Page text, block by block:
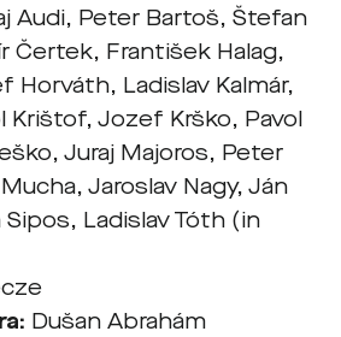
Audi, Peter Bartoš, Štefan
Čertek, František Halag,
Horváth, Ladislav Kalmár,
Krištof, Jozef Krško, Pavol
Juraj Majoros, Peter
Jaroslav Nagy, Ján
Ladislav Tóth (in
Dušan Abrahám